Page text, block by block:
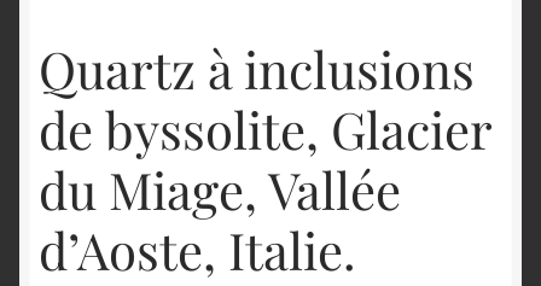
Quartz à inclusions
de byssolite, Glacier
du Miage, Vallée
d’Aoste, Italie.